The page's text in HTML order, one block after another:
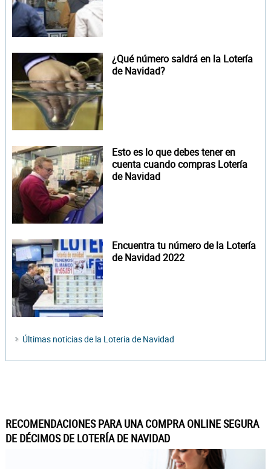
¿Qué número saldrá en la Lotería
de Navidad?
Esto es lo que debes tener en
cuenta cuando compras Lotería
de Navidad
Encuentra tu número de la Lotería
de Navidad 2022
Últimas noticias de la Loteria de Navidad
RECOMENDACIONES PARA UNA COMPRA ONLINE SEGURA
DE DÉCIMOS DE LOTERÍA DE NAVIDAD